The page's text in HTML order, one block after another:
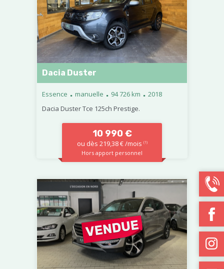
Dacia Duster
Essence . manuelle . 94 726 km . 2018
Dacia Duster Tce 125ch Prestige.
10 990 €
ou dès 219,38 € /mois (1)
Hors apport personnel